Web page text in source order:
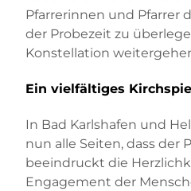
Pfarrerinnen und Pfarrer
der Probezeit zu
Konstellation
Ein vielfältiges
In Bad Karlshafen und
nun alle Seiten, dass der
beeindruckt die
Engagement der